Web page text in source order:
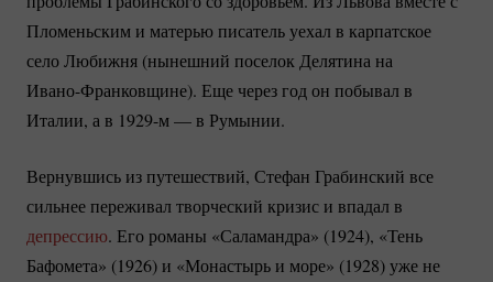
Пломеньским и матерью писатель уехал в карпатское
село Любижня (нынешний поселок Делятина на
Ивано-Франковщине). Еще через год он побывал в
Италии, а в 1929-м — в Румынии.
Вернувшись из путешествий, Стефан Грабинский все
сильнее переживал творческий кризис и впадал в
депрессию. Его романы «Саламандра» (1924), «Тень
Бафомета» (1926) и «Монастырь и море» (1928) уже не